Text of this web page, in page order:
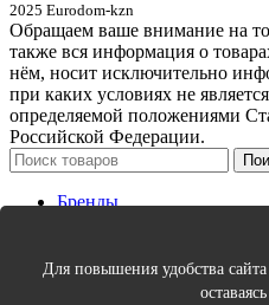
2025 Eurodom-kzn
Обращаем ваше внимание на
также вся информация о
нём, носит исключительно
при каких условиях не
определяемой положениями
Российской Федерации.
Бренды
Спальня
Для повышения удобства